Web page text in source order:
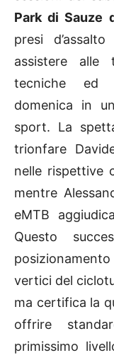
Park di Sauze
presi
assistere alle
tecniche ed
domenica in
sport. La
trionfare
nelle rispettive
mentre
eMTB
Questo
posizionamento
vertici del
ma certifica la
offrire
primissimo